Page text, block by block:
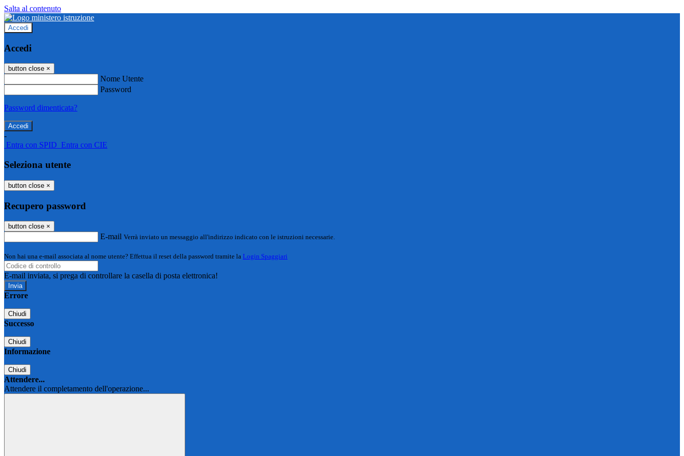
Salta al contenuto
Accedi
Accedi
button close ×
Nome Utente
Password
Password dimenticata?
-
Entra con SPID Entra con CIE
Seleziona utente
button close ×
Recupero password
button close ×
E-mail Verrà inviato un messaggio all'indirizzo indicato con le istruzioni necessarie.
Non hai una e-mail associata al nome utente? Effettua il reset della password tramite la Login Spaggiari
E-mail inviata, si prega di controllare la casella di posta elettronica!
Errore
Chiudi
Successo
Chiudi
Informazione
Chiudi
Attendere...
Attendere il completamento dell'operazione...